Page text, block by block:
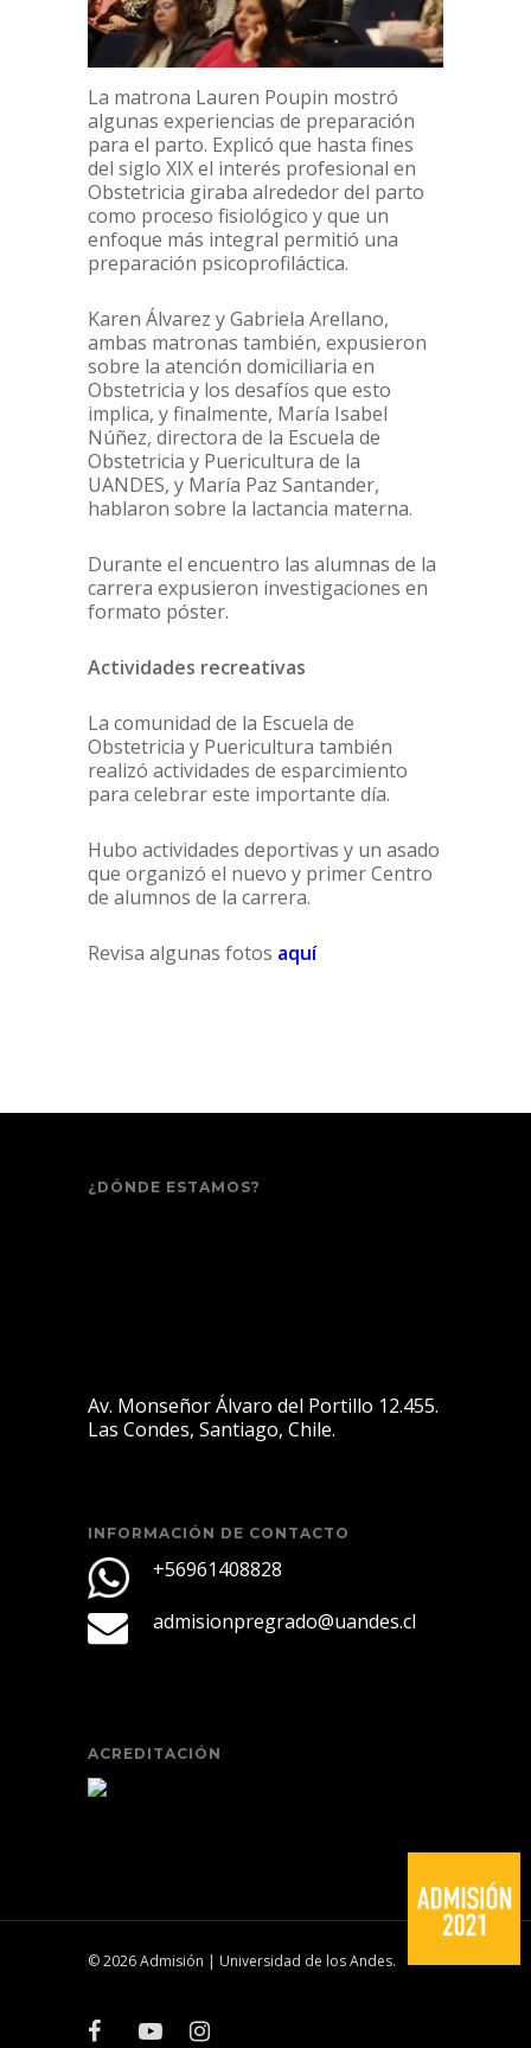
La matrona Lauren Poupin mostró
algunas experiencias de preparación
para el parto. Explicó que hasta fines
del siglo XIX el interés profesional en
Obstetricia giraba alrededor del parto
como proceso fisiológico y que un
enfoque más integral permitió una
preparación psicoprofiláctica.
Karen Álvarez y Gabriela Arellano,
ambas matronas también, expusieron
sobre la atención domiciliaria en
Obstetricia y los desafíos que esto
implica, y finalmente, María Isabel
Núñez, directora de la Escuela de
Obstetricia y Puericultura de la
UANDES, y María Paz Santander,
hablaron sobre la lactancia materna.
Durante el encuentro las alumnas de la
carrera expusieron investigaciones en
formato póster.
Actividades recreativas
La comunidad de la Escuela de
Obstetricia y Puericultura también
realizó actividades de esparcimiento
para celebrar este importante día.
Hubo actividades deportivas y un asado
que organizó el nuevo y primer Centro
de alumnos de la carrera.
Revisa algunas fotos aquí
¿DÓNDE ESTAMOS?
Av. Monseñor Álvaro del Portillo 12.455.
Las Condes, Santiago, Chile.
INFORMACIÓN DE CONTACTO
+56961408828
admisionpregrado@uandes.cl
ACREDITACIÓN
© 2026 Admisión | Universidad de los Andes.